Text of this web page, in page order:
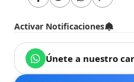
Activar Notificaciones
Únete a nuestro